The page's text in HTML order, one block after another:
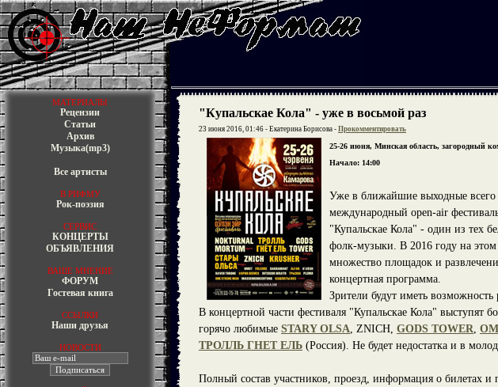
МАТЕРИАЛЫ
Рецензии
Статьи
Архив
Музыка(mp3)
Все артисты
В РИФМУ
Рок-поэзия
СЕРВИС
КОНЦЕРТЫ
ОБЪЯВЛЕНИЯ
ВАШЕ МНЕНИЕ
ФОРУМ
Гостевая книга
ССЫЛКИ
Наши друзья
НОВОСТИ
"Купальскае Кола" - уже в восьмой раз
23 июня 2016, 01:46 - Екатерина Борисова - Прокомментировать
25-26 июня, Минская область, загородный
Начало: 14:00
Уже в ближайшие выходные всего
международный open-air
"Купальскае Кола" - один из тех
фолк-музыки. В 2016 году на
множество площадок и
концертная программа.
Зрители будут иметь возможность
В концертной части фестиваля "Купальскае Кола" выступят
горячо любимые STARY OLSA, ZNICH, GODS TOWER,
ТРОЛЛЬ ГНЕТ ЕЛЬ (Россия). Не будет недостатка и в
Полный состав участников, проезд, информация о билетах и